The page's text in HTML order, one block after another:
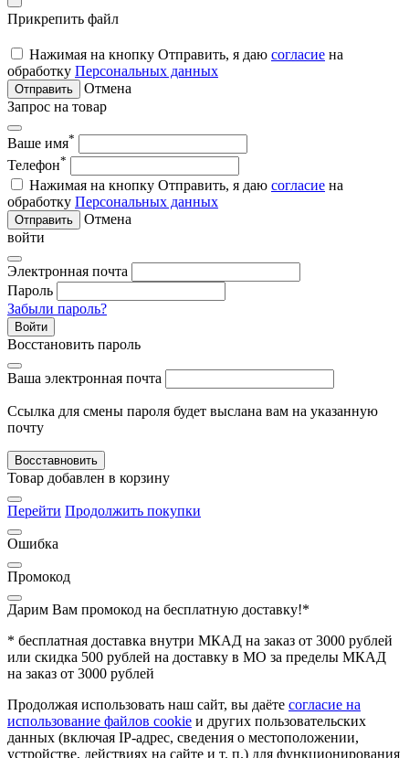
Прикрепить файл
Нажимая на кнопку Отправить, я даю согласие на
обработку Персональных данных
Отправить
Отмена
Запрос на товар
Ваше имя*
Телефон*
Нажимая на кнопку Отправить, я даю согласие на
обработку Персональных данных
Отправить
Отмена
войти
Электронная почта
Пароль
Забыли пароль?
Войти
Восстановить пароль
Ваша электронная почта
Ссылка для смены пароля будет выслана вам на указанную
почту
Восставновить
Товар добавлен в корзину
Перейти Продолжить покупки
Ошибка
Промокод
Дарим Вам промокод на бесплатную доставку!*
* бесплатная доставка внутри МКАД на заказ от 3000 рублей
или скидка 500 рублей на доставку в МО за пределы МКАД
на заказ от 3000 рублей
Продолжая использовать наш сайт, вы даёте согласие на
использование файлов cookie и других пользовательских
данных (включая IP-адрес, сведения о местоположении,
устройстве, действиях на сайте и т. п.) для функционирования